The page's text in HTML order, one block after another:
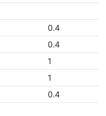
0.4
0.4
1
1
0.4